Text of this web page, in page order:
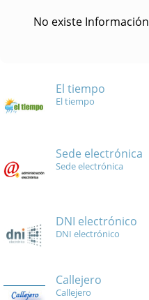
No existe Información
El tiempo
El tiempo
Sede electrónica
Sede electrónica
DNI electrónico
DNI electrónico
Callejero
Callejero